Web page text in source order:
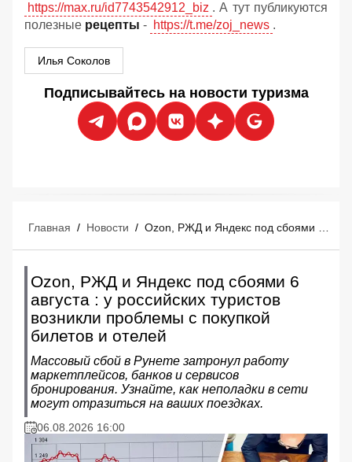
https://max.ru/id7743542912_biz . А тут публикуются
полезные рецепты - https://t.me/zoj_news .
Илья Соколов
Подписывайтесь на новости туризма
Главная / Новости / Ozon, РЖД и Яндекс под сбоями 6 августа : у российских туристов возникли проблемы с покупкой билетов и отелей
Ozon, РЖД и Яндекс под сбоями 6
августа : у российских туристов
возникли проблемы с покупкой
билетов и отелей
Массовый сбой в Рунете затронул работу
маркетплейсов, банков и сервисов
бронирования. Узнайте, как неполадки в сети
могут отразиться на ваших поездках.
06.08.2026 16:00